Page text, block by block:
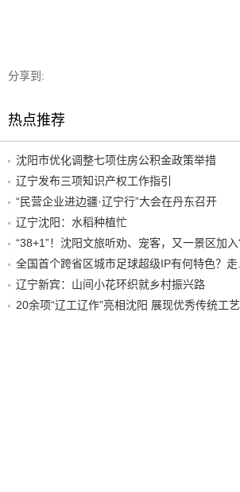
分享到:
热点推荐
沈阳市优化调整七项住房公积金政策举措
辽宁发布三项知识产权工作指引
“民营企业进边疆·辽宁行”大会在丹东召开
辽宁沈阳：水稻种植忙
辽宁新宾：山间小花环织就乡村振兴路
20余项“辽工辽作”亮相沈阳 展现优秀传统工艺